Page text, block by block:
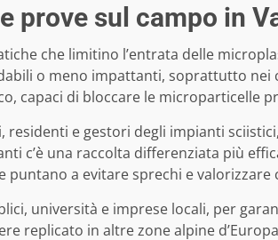
prove sul campo in
che limitino l’entrata delle
o meno impattanti, soprattutto nei
capaci di bloccare le microparticelle
e gestori degli impianti
c’è una raccolta differenziata più
puntano a evitare sprechi e valorizzare
università e imprese locali, per
replicato in altre zone alpine